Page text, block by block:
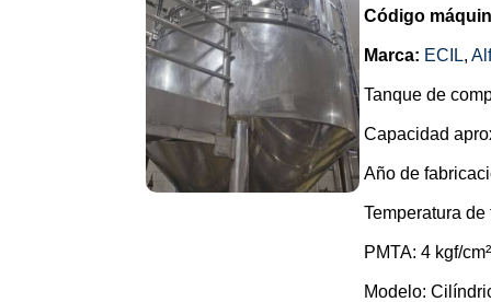
Código
Marca: ECIL,
Tanque de
Capacidad
Año de
Temperatura
PMTA: 4 kgf/
Modelo: